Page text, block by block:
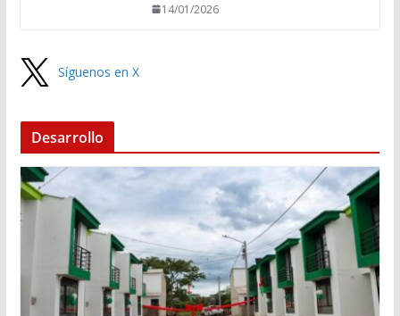
14/01/2026
Síguenos en X
Desarrollo